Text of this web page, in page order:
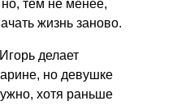
тем не менее,
жизнь заново.
делает
но девушке
хотя раньше